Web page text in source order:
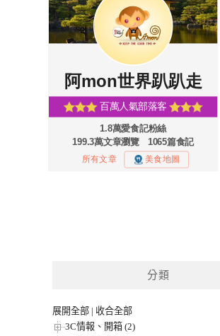
分類
展開全部 | 收合全部
3C情報、開箱 (2)